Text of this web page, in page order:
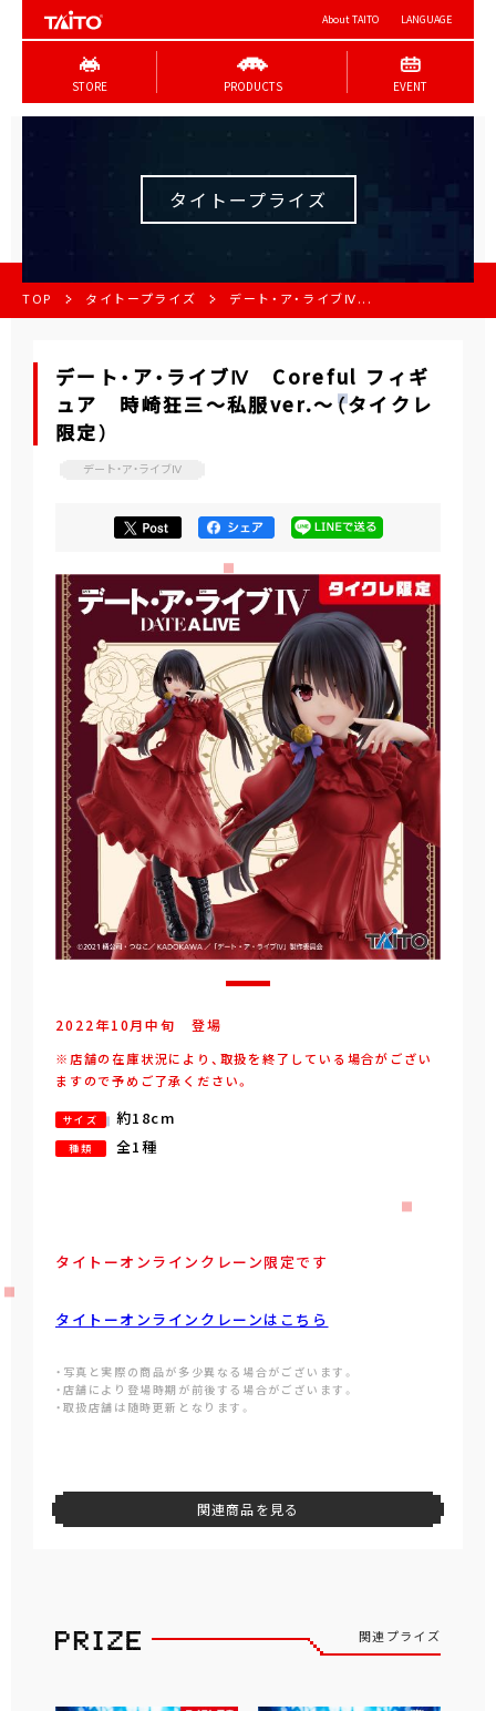
About TAITO LANGUAGE
STORE PRODUCTS EVENT
タイトープライズ
TOP タイトープライズ デート・ア・ライブⅣ...
デート・ア・ライブⅣ Coreful フィギ
ュア 時崎狂三～私服ver.～（タイクレ
限定）
デート・ア・ライブⅣ
2022年10月中旬 登場
※店舗の在庫状況により、取扱を終了している場合がござい
ますので予めご了承ください。
サイズ 約18cm
種類 全1種
タイトーオンラインクレーン限定です
タイトーオンラインクレーンはこちら
・写真と実際の商品が多少異なる場合がございます。
・店舗により登場時期が前後する場合がございます。
・取扱店舗は随時更新となります。
関連商品を見る
関連プライズ